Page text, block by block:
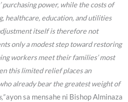
power, while the costs of
healthcare, education, and utilities
itself is therefore not
only a modest step toward restoring
workers meet their families’ most
this limited relief places an
already bear the greatest weight of
ayon sa mensahe ni Bishop Alminaza